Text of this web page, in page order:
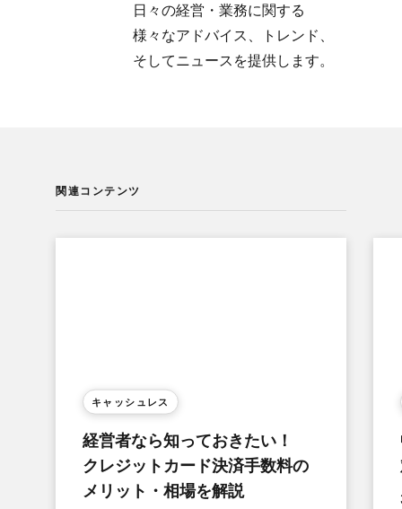
日々の​経営・業務に​関する​
様々な​アドバイス、​トレンド、​
そして​ニュースを​提供します。
関連コンテンツ
キャッシュレス
経営者なら​知って​おきたい！​
クレジットカード決済手数料の​
メリット・相場を​解説